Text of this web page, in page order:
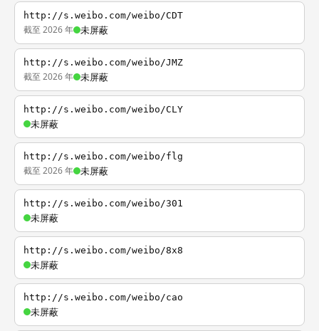
http://s.weibo.com/weibo/CDT
截至 2026 年 未屏蔽
http://s.weibo.com/weibo/JMZ
截至 2026 年 未屏蔽
http://s.weibo.com/weibo/CLY
未屏蔽
http://s.weibo.com/weibo/flg
截至 2026 年 未屏蔽
http://s.weibo.com/weibo/301
未屏蔽
http://s.weibo.com/weibo/8x8
未屏蔽
http://s.weibo.com/weibo/cao
未屏蔽